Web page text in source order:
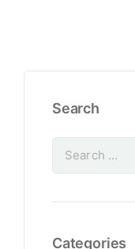
Search
Categories